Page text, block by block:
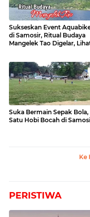
Sukseskan Event
di Samosir, Ritual Budaya
Mangelek Tao Digelar,
Suka Bermain Sepak Bola,
Satu Hobi Bocah di
Ke
PERISTIWA